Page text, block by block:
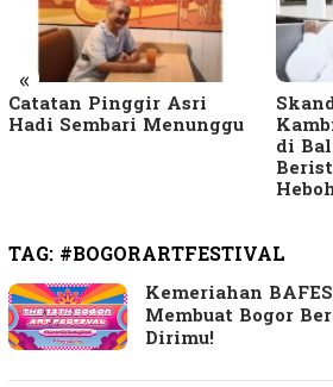
«
Catatan Pinggir Asri
Hadi Sembari Menunggu
di
TAG: #BOGORARTFESTIVAL
Kemeriahan
Membuat Bogor
Dirimu!